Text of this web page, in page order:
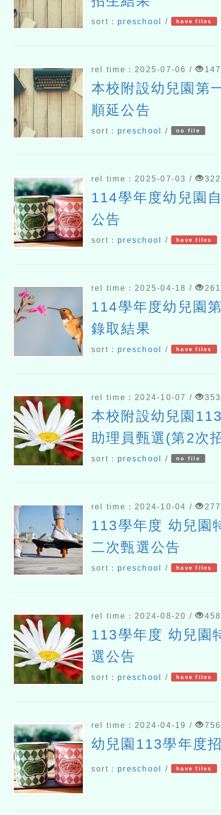
sort： preschool / have files
rel time：2025-07-06 / 147
本校附設幼兒園第
順延公告
sort： preschool / no file
rel time：2025-07-03 / 322
114學年度幼兒園
公告
sort： preschool / have files
rel time：2025-04-18 / 261
114學年度幼兒園
錄取結果
sort： preschool / have files
rel time：2024-10-07 / 353
本校附設幼兒園
助理員甄選(第2次
sort： preschool / no file
rel time：2024-10-04 / 277
113學年度 幼兒園
二次甄選公告
sort： preschool / have files
rel time：2024-08-20 / 458
113學年度 幼兒園
選公告
sort： preschool / have files
rel time：2024-04-19 / 756
幼兒園113學年度
sort： preschool / have files